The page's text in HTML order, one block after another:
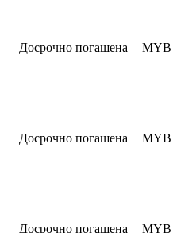
Досрочно погашена
Досрочно погашена
Досрочно погашена